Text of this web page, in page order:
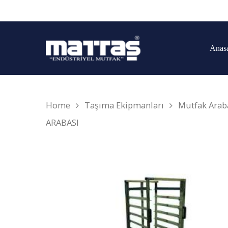
Arama yapmak için enter'a basın
Home Taşıma Ekipmanları
Mutfak
ARABASI